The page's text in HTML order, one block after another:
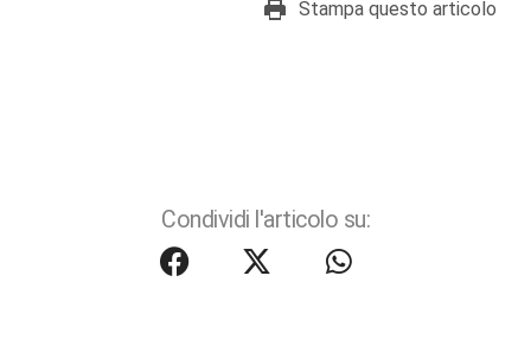
Stampa questo articolo
Condividi l'articolo su: